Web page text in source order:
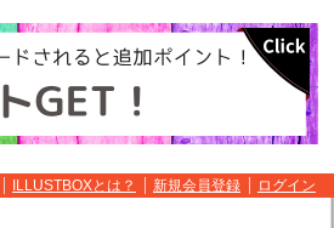
ILLUSTBOXとは？ 新規会員登録 ログイン